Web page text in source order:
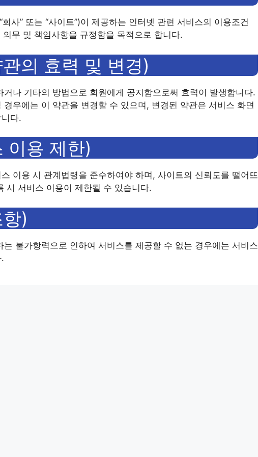
사” 또는 “사이트”)이 제공하는 인터넷 관련 서비스의 이용조건
무 및 책임사항을 규정함을 목적으로 합니다.
의 효력 및 변경)
나 기타의 방법으로 회원에게 공지함으로써 효력이 발생합니다.
우에는 이 약관을 변경할 수 있으며, 변경된 약관은 서비스 화면
다.
이용 제한)
이용 시 관계법령을 준수하여야 하며, 사이트의 신뢰도를 떨어뜨
시 서비스 이용이 제한될 수 있습니다.
)
불가항력으로 인하여 서비스를 제공할 수 없는 경우에는 서비스